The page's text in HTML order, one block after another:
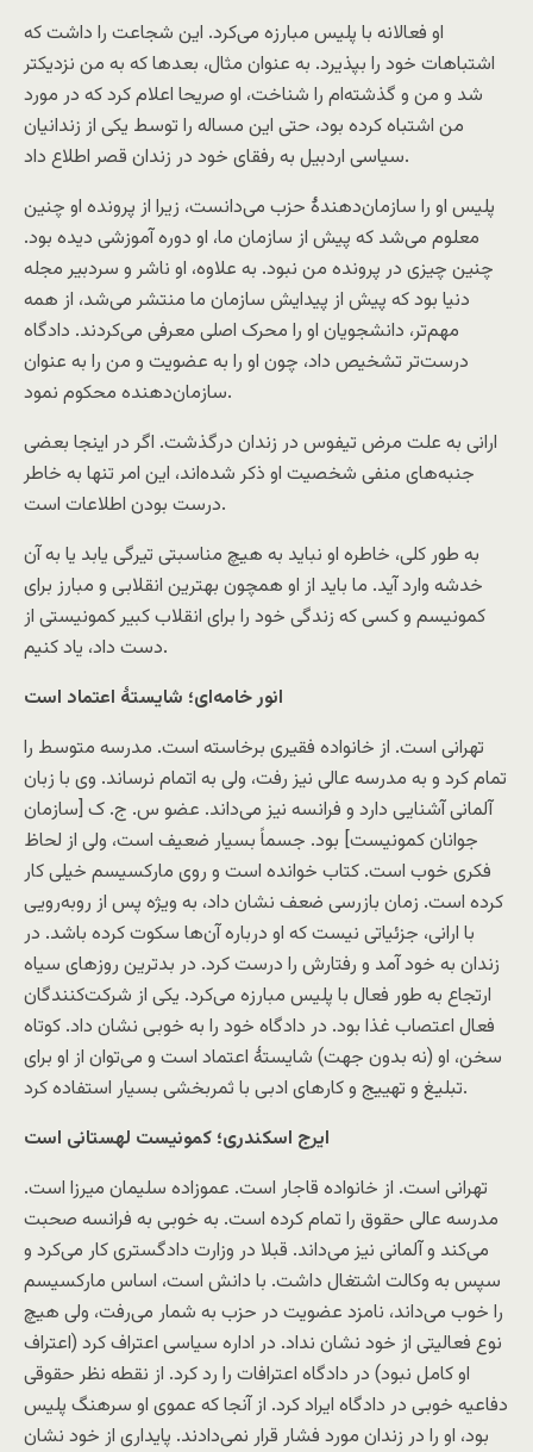
او فعالانه با پلیس مبارزه می‌کرد. این شجاعت را داشت که
اشتباهات خود را بپذیرد. به عنوان مثال، بعد‌ها که به من نزدیکتر
شد و من و گذشته‌ام را شناخت، او صریحا اعلام کرد که در مورد
من اشتباه کرده بود، حتی این مساله را توسط یکی از زندانیان
سیاسی اردبیل به رفقای خود در زندان قصر اطلاع داد.
پلیس او را سازمان‌دهندۀ حزب می‌دانست، زیرا از پرونده او چنین
معلوم می‌شد که پیش از سازمان ما، او دوره آموزشی دیده بود.
چنین چیزی در پرونده من نبود. به علاوه، او ناشر و سردبیر مجله
دنیا بود که پیش از پیدایش سازمان ما منتشر می‌شد، از همه
مهم‌تر، دانشجویان او را محرک اصلی معرفی می‌کردند. دادگاه
درست‌تر تشخیص داد، چون او را به عضویت و من را به عنوان
سازمان‌دهنده محکوم نمود.
ارانی به علت مرض تیفوس در زندان درگذشت. اگر در اینجا بعضی
جنبه‌های منفی شخصیت او ذکر شده‌اند، این امر تنها به خاطر
درست بودن اطلاعات است.
به طور کلی، خاطره او نباید به هیچ مناسبتی تیرگی یابد یا به آن
خدشه وارد آید. ما باید از او همچون بهترین انقلابی و مبارز برای
کمونیسم و کسی که زندگی خود را برای انقلاب کبیر کمونیستی از
دست داد، یاد کنیم.
انور خامه‌ای؛ شایستۀ اعتماد است
تهرانی است. از خانواده فقیری برخاسته است. مدرسه متوسط را
تمام کرد و به مدرسه عالی نیز رفت، ولی به اتمام نرساند. وی با زبان
آلمانی آشنایی دارد و فرانسه نیز می‌داند. عضو س. ج. ک [سازمان
جوانان کمونیست] بود. جسماً بسیار ضعیف است، ولی از لحاظ
فکری خوب است. کتاب خوانده است و روی مارکسیسم خیلی کار
کرده است. زمان بازرسی ضعف نشان داد، به ویژه پس از روبه‌رویی
با ارانی، جزئیاتی نیست که او درباره آن‌ها سکوت کرده باشد. در
زندان به خود آمد و رفتارش را درست کرد. در بد‌ترین روزهای سیاه
ارتجاع به طور فعال با پلیس مبارزه می‌کرد. یکی از شرکت‌کنندگان
فعال اعتصاب غذا بود. در دادگاه خود را به خوبی نشان داد. کوتاه
سخن، او (نه بدون جهت) شایستۀ اعتماد است و می‌توان از او برای
تبلیغ و تهییج و کارهای ادبی با ثمربخشی بسیار استفاده کرد.
ایرج اسکندری؛ کمونیست لهستانی است
تهرانی است. از خانواده قاجار است. عموزاده سلیمان میرزا است.
مدرسه عالی حقوق را تمام کرده است. به خوبی به فرانسه صحبت
می‌کند و آلمانی نیز می‌داند. قبلا در وزارت دادگستری کار می‌کرد و
سپس به وکالت اشتغال داشت. با دانش است، اساس مارکسیسم
را خوب می‌داند، نامزد عضویت در حزب به شمار می‌رفت، ولی هیچ
نوع فعالیتی از خود نشان نداد. در اداره سیاسی اعتراف کرد (اعتراف
او کامل نبود) در دادگاه اعترافات را رد کرد. از نقطه نظر حقوقی
دفاعیه خوبی در دادگاه ایراد کرد. از آنجا که عموی او سرهنگ پلیس
بود، او را در زندان مورد فشار قرار نمی‌دادند. پایداری از خود نشان